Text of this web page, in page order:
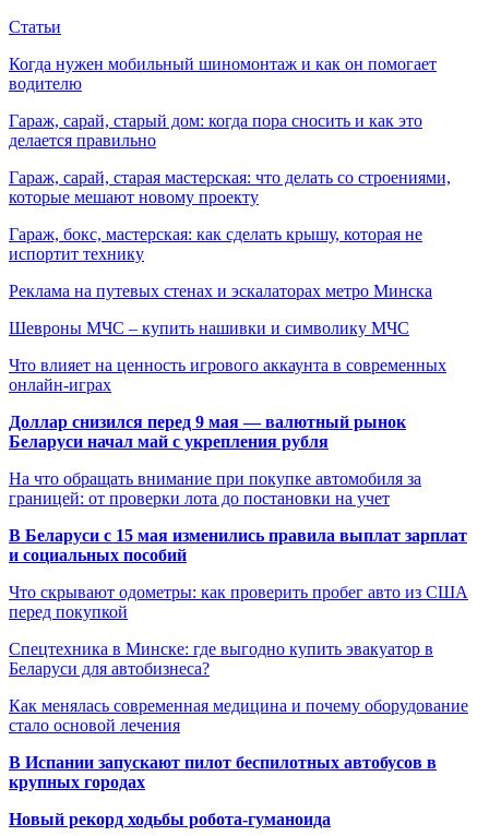
Статьи
Когда нужен мобильный шиномонтаж и как он помогает
водителю
Гараж, сарай, старый дом: когда пора сносить и как это
делается правильно
Гараж, сарай, старая мастерская: что делать со строениями,
которые мешают новому проекту
Гараж, бокс, мастерская: как сделать крышу, которая не
испортит технику
Реклама на путевых стенах и эскалаторах метро Минска
Шевроны МЧС – купить нашивки и символику МЧС
Что влияет на ценность игрового аккаунта в современных
онлайн-играх
Доллар снизился перед 9 мая — валютный рынок
Беларуси начал май с укрепления рубля
На что обращать внимание при покупке автомобиля за
границей: от проверки лота до постановки на учет
В Беларуси с 15 мая изменились правила выплат зарплат
и социальных пособий
Что скрывают одометры: как проверить пробег авто из США
перед покупкой
Спецтехника в Минске: где выгодно купить эвакуатор в
Беларуси для автобизнеса?
Как менялась современная медицина и почему оборудование
стало основой лечения
В Испании запускают пилот беспилотных автобусов в
крупных городах
Новый рекорд ходьбы робота-гуманоида